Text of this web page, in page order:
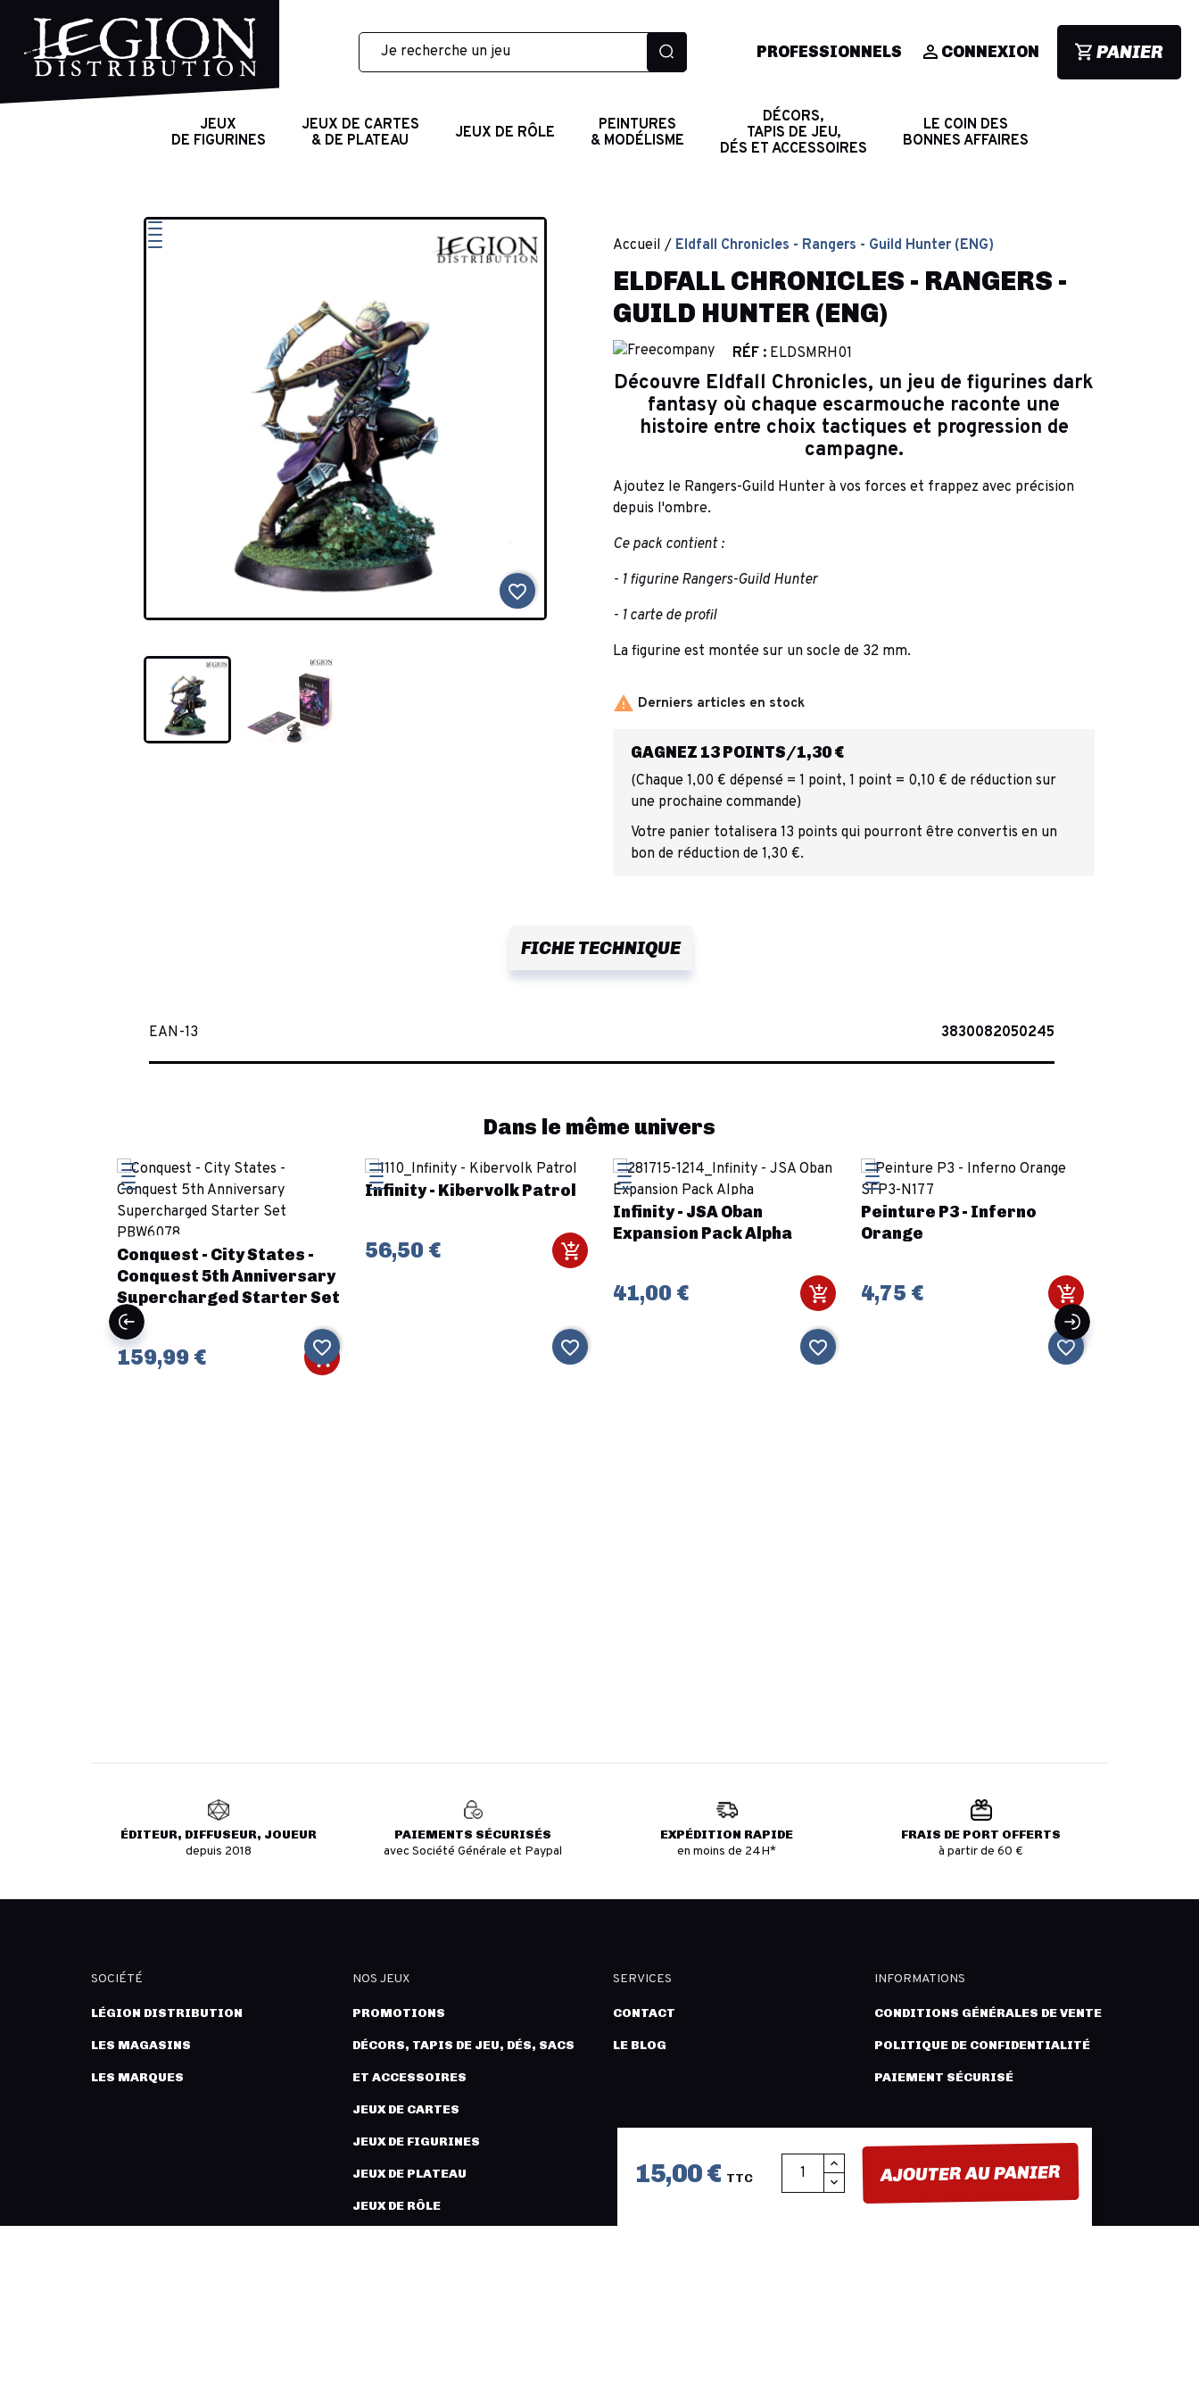
PROFESSIONNELS CONNEXION PANIER
JEUX
DE FIGURINES
JEUX DE CARTES
& DE PLATEAU
JEUX DE RÔLE
PEINTURES
& MODÉLISME
DÉCORS,
TAPIS DE JEU,
DÉS ET ACCESSOIRES
LE COIN DES
BONNES AFFAIRES
favorite_border
Accueil Eldfall Chronicles - Rangers - Guild Hunter (ENG)
ELDFALL CHRONICLES - RANGERS -
GUILD HUNTER (ENG)
RÉF : ELDSMRH01
Découvre Eldfall Chronicles, un jeu de figurines dark
fantasy où chaque escarmouche raconte une
histoire entre choix tactiques et progression de
campagne.
Ajoutez le Rangers-Guild Hunter à vos forces et frappez avec précision
depuis l'ombre.
Ce pack contient :
- 1 figurine Rangers-Guild Hunter
- 1 carte de profil
La figurine est montée sur un socle de 32 mm.
15,00 € TTC AJOUTER AU PANIER
 Derniers articles en stock
GAGNEZ 13 POINTS/1,30 €
(Chaque 1,00 € dépensé = 1 point, 1 point = 0,10 € de réduction sur
une prochaine commande)
Votre panier totalisera 13 points qui pourront être convertis en un
bon de réduction de 1,30 €.
FICHE TECHNIQUE
EAN-13 3830082050245
Dans le même univers
Conquest - City States -
Conquest 5th Anniversary
Supercharged Starter Set
159,99 € favorite_border
Infinity - Kibervolk Patrol
56,50 €
favorite_border
Infinity - JSA Oban
Expansion Pack Alpha
41,00 €
favorite_border
Peinture P3 - Inferno
Orange
4,75 €
favorite_border
ÉDITEUR, DIFFUSEUR, JOUEUR
depuis 2018
PAIEMENTS SÉCURISÉS
avec Société Générale et Paypal
EXPÉDITION RAPIDE
en moins de 24H*
FRAIS DE PORT OFFERTS
à partir de 60 €
SOCIÉTÉ
LÉGION DISTRIBUTION
LES MAGASINS
LES MARQUES
NOS JEUX
PROMOTIONS
DÉCORS, TAPIS DE JEU, DÉS, SACS
ET ACCESSOIRES
JEUX DE CARTES
JEUX DE FIGURINES
JEUX DE PLATEAU
JEUX DE RÔLE
SERVICES
CONTACT
LE BLOG
INFORMATIONS
CONDITIONS GÉNÉRALES DE VENTE
POLITIQUE DE CONFIDENTIALITÉ
PAIEMENT SÉCURISÉ